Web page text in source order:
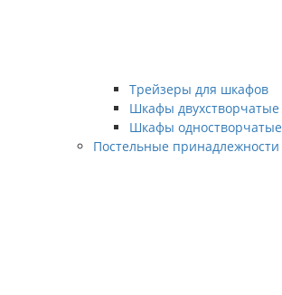
Трейзеры для шкафов
Шкафы двухстворчатые
Шкафы одностворчатые
Постельные принадлежности